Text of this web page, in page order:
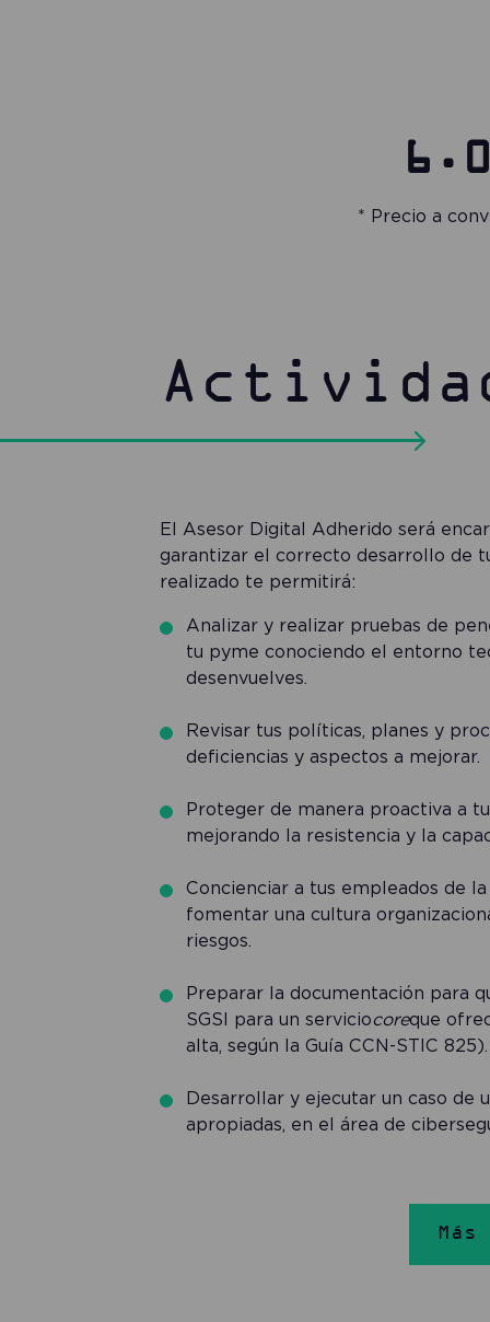
* Precio a
El Asesor Digital Adherido será
garantizar el correcto desarrollo de
realizado te permitirá:
Analizar y realizar pruebas de
tu pyme conociendo el entorno
desenvuelves.
Revisar tus políticas, planes y
deficiencias y aspectos a mejorar.
Proteger de manera proactiva a
mejorando la resistencia y la
Concienciar a tus empleados de
fomentar una cultura
riesgos.
Preparar la documentación para
SGSI para un serviciocoreque
alta, según la Guía CCN-STIC 825).
Desarrollar y ejecutar un caso de
apropiadas, en el área de